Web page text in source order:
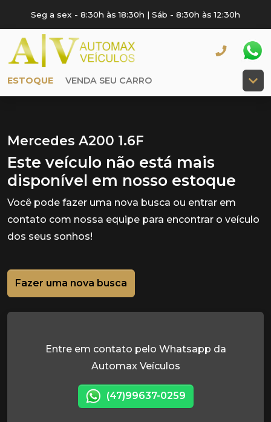
Seg a sex - 8:30h às 18:30h | Sáb - 8:30h às 12:30h
ESTOQUE VENDA SEU CARRO
Mercedes A200 1.6F
Este veículo não está mais
disponível em nosso estoque
Você pode fazer uma nova busca ou entrar em
contato com nossa equipe para encontrar o veículo
dos seus sonhos!
Fazer uma nova busca
Entre em contato pelo Whatsapp da
Automax Veículos
(47)99637-0259